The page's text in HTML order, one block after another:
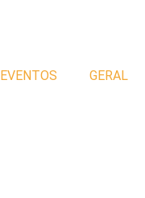
EVENTOS GERAL